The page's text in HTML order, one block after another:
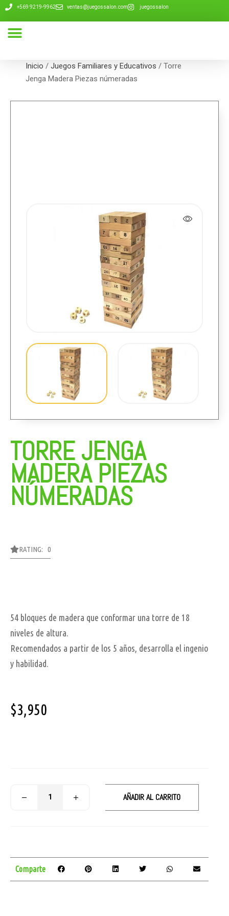
+569 9219-9962 ventas@juegossalon.com juegossalon
Inicio / Juegos Familiares y Educativos / Torre
Jenga Madera Piezas númeradas
TORRE JENGA
MADERA PIEZAS
NÚMERADAS
RATING: 0
54 bloques de madera que conformar una torre de 18
niveles de altura.
Recomendados a partir de los 5 años, desarrolla el ingenio
y habilidad.
$3,950
AÑADIR AL CARRITO
Comparte